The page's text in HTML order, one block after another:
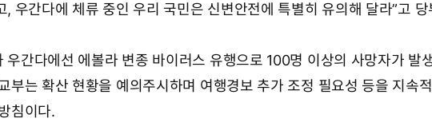
, 우간다에 체류 중인 우리 국민은 신변안전에 특별히 유의해 달라”고 당
우간다에선 에볼라 변종 바이러스 유행으로 100명 이상의 사망자가 발
부는 확산 현황을 예의주시하며 여행경보 추가 조정 필요성 등을 지속
침이다.